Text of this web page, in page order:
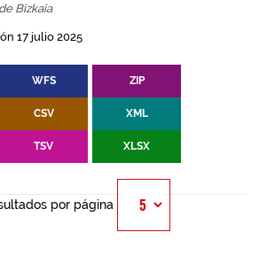
Bizkaia
17 julio 2025
WFS ZIP
CSV XML
TSV XLSX
por página